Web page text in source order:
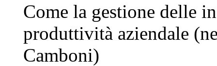
Come la gestione delle
produttività aziendale
Camboni)